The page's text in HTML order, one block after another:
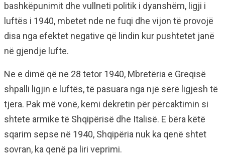
bashkëpunimit dhe vullneti politik i dyanshëm, ligji i
luftës i 1940, mbetet nde ne fuqi dhe vijon të provojë
disa nga efektet negative që lindin kur pushtetet janë
në gjendje lufte.
Ne e dimë që ne 28 tetor 1940, Mbretëria e Greqisë
shpalli ligjin e luftës, të pasuara nga një sërë ligjesh të
tjera. Pak më vonë, kemi dekretin për përcaktimin si
shtete armike të Shqipërisë dhe Italisë. E bëra këtë
sqarim sepse në 1940, Shqipëria nuk ka qenë shtet
sovran, ka qenë pa liri veprimi.